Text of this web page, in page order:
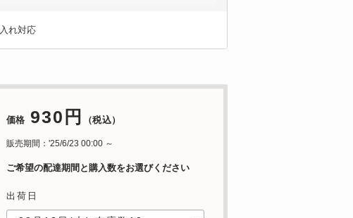
れ対応
価格 930円 （税込）
販売期間：'25/6/23 00:00 ～
ご希望の配達期間と購入数をお選びください
出荷日